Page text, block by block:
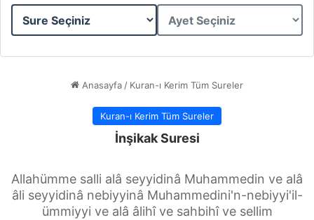
Sure
Ayet
Anasayfa / Kuran-ı Kerim Tüm Sureler
Kuran-ı Kerim Tüm Sureler
İnşikak Suresi
Allahümme salli alâ seyyidinâ Muhammedin ve alâ
âli seyyidinâ nebiyyinâ Muhammedini'n-nebiyyi'il-
ümmiyyi ve alâ âlihî ve sahbihî ve sellim